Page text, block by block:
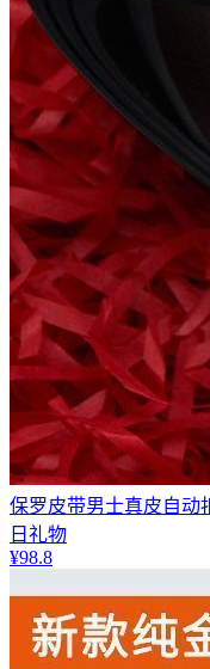
保罗皮带男士真皮自动
日礼物
¥98.8